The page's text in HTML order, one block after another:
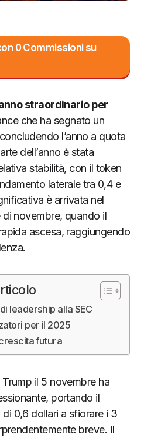
0 Commissioni su
straordinario per
che ha segnato un
l’anno a quota
dell’anno è stata
stabilità, con il token
laterale tra 0,4 e
è arrivata nel
novembre, quando il
ascesa, raggiungendo
leadership alla SEC
per il 2025
futura
il 5 novembre ha
portando il
0,6 dollari a sfiorare i 3
breve. Il